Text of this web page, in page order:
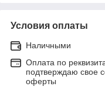
Условия оплаты
Наличными
Оплата по
подтверждаю свое
оферты